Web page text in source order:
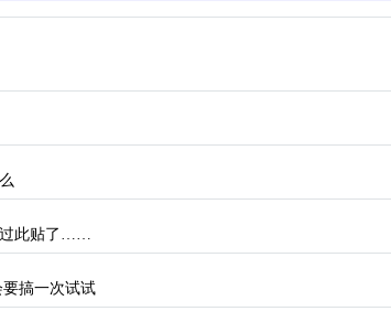
过此贴了……
搞一次试试